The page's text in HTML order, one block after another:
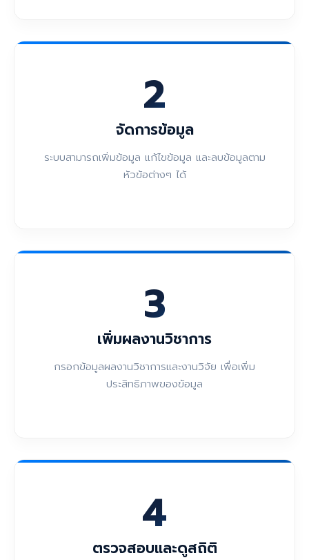
2
จัดการข้อมูล
ระบบสามารถเพิ่มข้อมูล แก้ไขข้อมูล และลบข้อมูลตาม
หัวข้อต่างๆ ได้
3
เพิ่มผลงานวิชาการ
กรอกข้อมูลผลงานวิชาการและงานวิจัย เพื่อเพิ่ม
ประสิทธิภาพของข้อมูล
4
ตรวจสอบและดูสถิติ